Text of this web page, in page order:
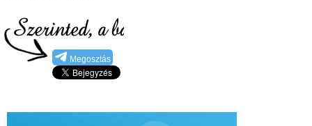
Megosztás